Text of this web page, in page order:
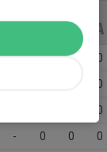
- 0 0 0
0
0
- 0 0 0